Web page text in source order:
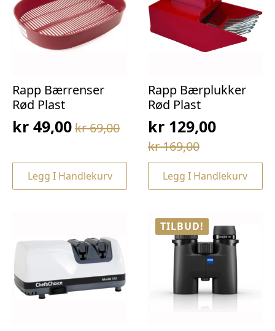
Rapp Bærrenser
Rød Plast
kr69,00
Opprinnelig
var:
kr 69,00.
kr 49,00
Nåværende
er:
kr 49,00.
Legg I Handlekurv
Rapp Bærplukker
Rød Plast
kr169,00
Opprinnelig
pris
var:
kr129,00
Nåværende
pris
er:Legg I Handlekurv
TILBUD!